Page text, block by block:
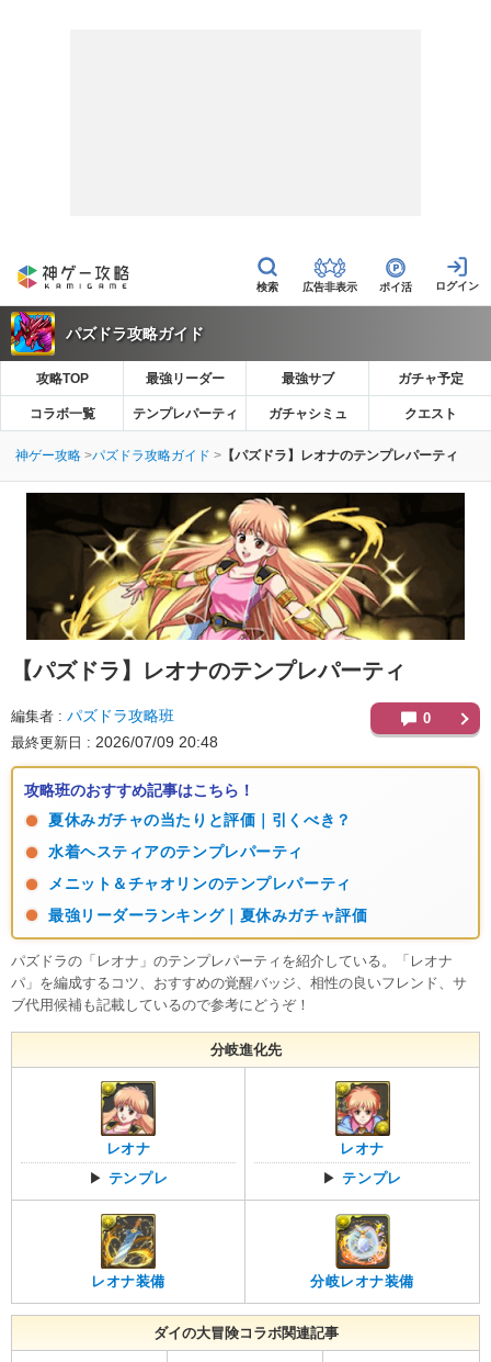
広告非表示 ポイ活
パズドラ攻略ガイド
攻略TOP 最強リーダー 最強サブ ガチャ予定
コラボ一覧 テンプレパーティ ガチャシミュ クエスト
神ゲー攻略 パズドラ攻略ガイド 【パズドラ】レオナのテンプレパーティ
【パズドラ】 レオナのテンプレパーティ
編集者 パズドラ攻略班
最終更新日 2026/07/09 20:48
0
攻略班のおすすめ記事はこちら！
夏休みガチャの当たりと評価｜引くべき？
水着ヘスティアのテンプレパーティ
メニット＆チャオリンのテンプレパーティ
最強リーダーランキング｜夏休みガチャ評価
パズドラの「レオナ」のテンプレパーティを紹介している。「レオナ
パ」を編成するコツ、おすすめの覚醒バッジ、相性の良いフレンド、サ
ブ代用候補も記載しているので参考にどうぞ！
分岐進化先
レオナ
▶ テンプレ
レオナ
▶テンプレ
レオナ装備 分岐レオナ装備
ダイの大冒険コラボ関連記事